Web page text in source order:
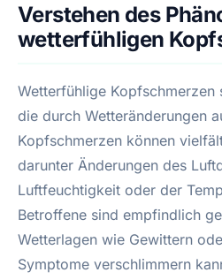
Verstehen des
wetterfühligen
Wetterfühlige Kopfschmerzen
die durch Wetteränderungen
Kopfschmerzen können
darunter Änderungen des
Luftfeuchtigkeit oder der
Betroffene sind empfindlich
Wetterlagen wie Gewittern
Symptome verschlimmern